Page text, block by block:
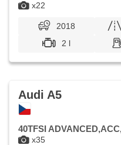
x22
2018
2 l
x35
Audi A5
40TFSI